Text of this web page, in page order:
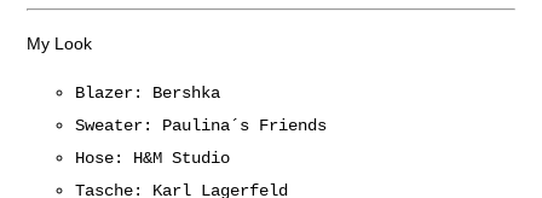
My Look
Blazer: Bershka
Sweater: Paulina´s Friends
Hose: H&M Studio
Tasche: Karl Lagerfeld